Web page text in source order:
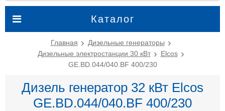
Каталог
Главная
Дизельные генераторы
Дизельные электростанции 30 кВт
Elcos
GE.BD.044/040.BF 400/230
Дизель генератор 32 кВт Elcos
GE.BD.044/040.BF 400/230